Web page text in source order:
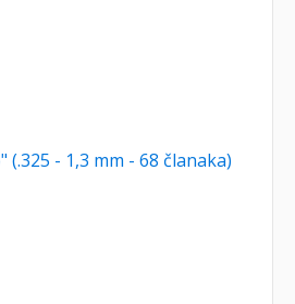
(.325 - 1,3 mm - 68 članaka)